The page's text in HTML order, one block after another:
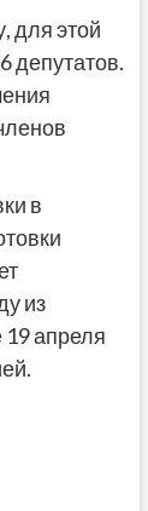
для этой
депутатов.
в
из
19 апреля